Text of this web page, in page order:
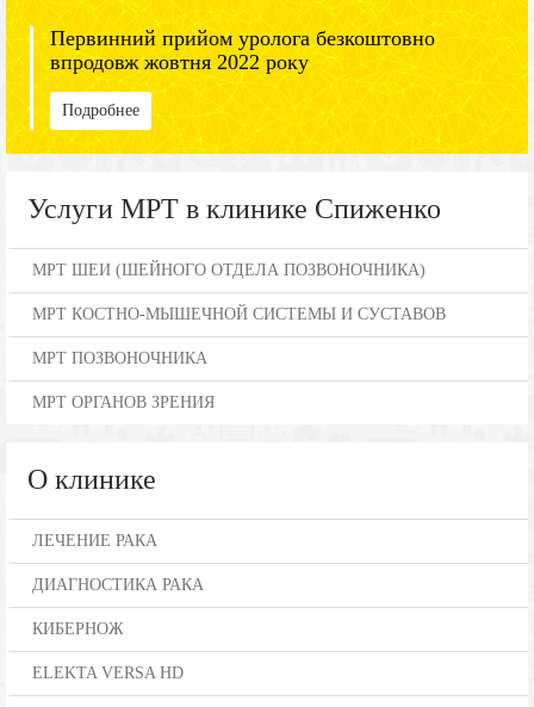
Первинний прийом уролога безкоштовно
впродовж жовтня 2022 року
Подробнее
Услуги МРТ в клинике Спиженко
МРТ ШЕИ (ШЕЙНОГО ОТДЕЛА ПОЗВОНОЧНИКА)
МРТ КОСТНО-МЫШЕЧНОЙ СИСТЕМЫ И СУСТАВОВ
МРТ ПОЗВОНОЧНИКА
МРТ ОРГАНОВ ЗРЕНИЯ
О клинике
ЛЕЧЕНИЕ РАКА
ДИАГНОСТИКА РАКА
КИБЕРНОЖ
ELEKTA VERSA HD